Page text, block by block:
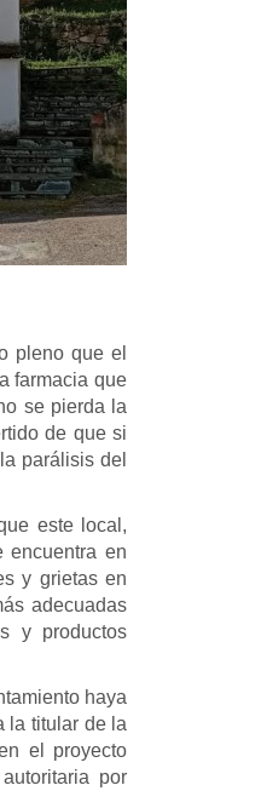
pleno que el
farmacia que
se pierda la
de que si
parálisis del
este local,
encuentra en
y grietas en
adecuadas
y productos
haya
la titular de la
el proyecto
por